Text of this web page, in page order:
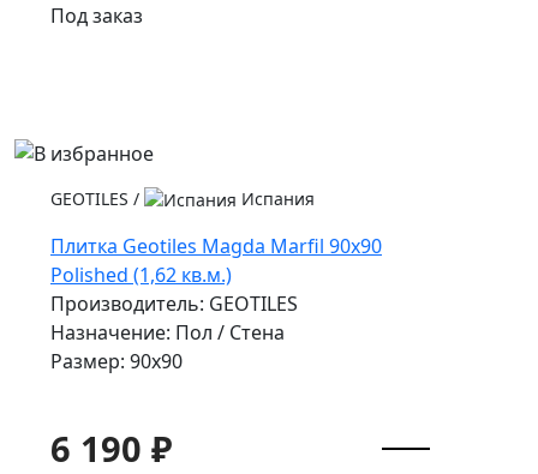
Под заказ
GEOTILES / Испания
Плитка Geotiles Magda Marfil 90x90
Polished (1,62 кв.м.)
Производитель: GEOTILES
Назначение: Пол / Стена
Размер: 90x90
6 190 ₽